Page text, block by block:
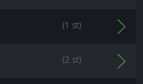
(1 st)
(2 st)